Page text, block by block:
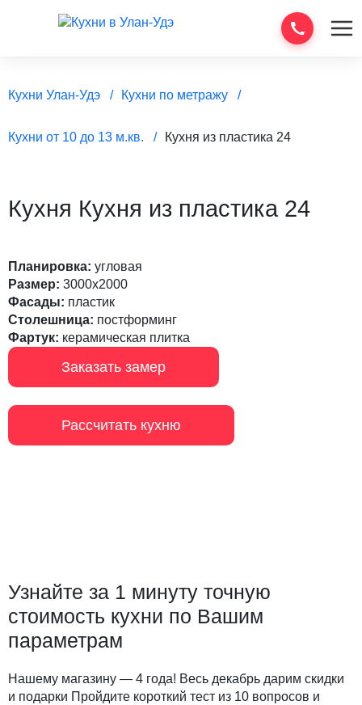
Кухни Улан-Удэ Кухни по метражу
Кухни от 10 до 13 м.кв. Кухня из пластика 24
Кухня Кухня из пластика 24
Планировка: угловая
Размер: 3000х2000
Фасады: пластик
Столешница: постформинг
Фартук: керамическая плитка
Заказать замер
Рассчитать кухню
Узнайте за 1 минуту точную
стоимость кухни по Вашим
параметрам
Нашему магазину — 4 года! Весь декабрь дарим скидки
и подарки Пройдите короткий тест из 10 вопросов и